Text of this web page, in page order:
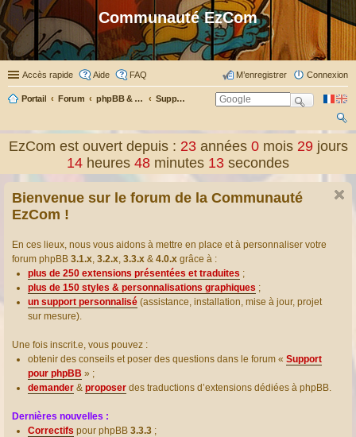
Communauté EzCom
Accès rapide Aide FAQ Connexion
M’enregistrer
Portail Forum phpBB & Co Support pour phpBB
ch
er
EzCom est ouvert depuis : 23 années0 mois29 jours
14 heures 48 minutes 13 secondes
Bienvenue sur le forum de la Communauté
EzCom !
En ces lieux, nous vous aidons à mettre en place et à personnaliser votre
forum phpBB 3.1.x, 3.2.x, 3.3.x & 4.0.x grâce à :
plus de 250 extensions présentées et traduites ;
plus de 150 styles & personnalisations graphiques ;
un support personnalisé (assistance, installation, mise à jour, projet
sur mesure).
Une fois inscrit.e, vous pouvez :
obtenir des conseils et poser des questions dans le forum « Support
pour phpBB » ;
demander & proposer des traductions d’extensions dédiées à phpBB.
Dernières nouvelles :
Correctifs pour phpBB 3.3.3 ;